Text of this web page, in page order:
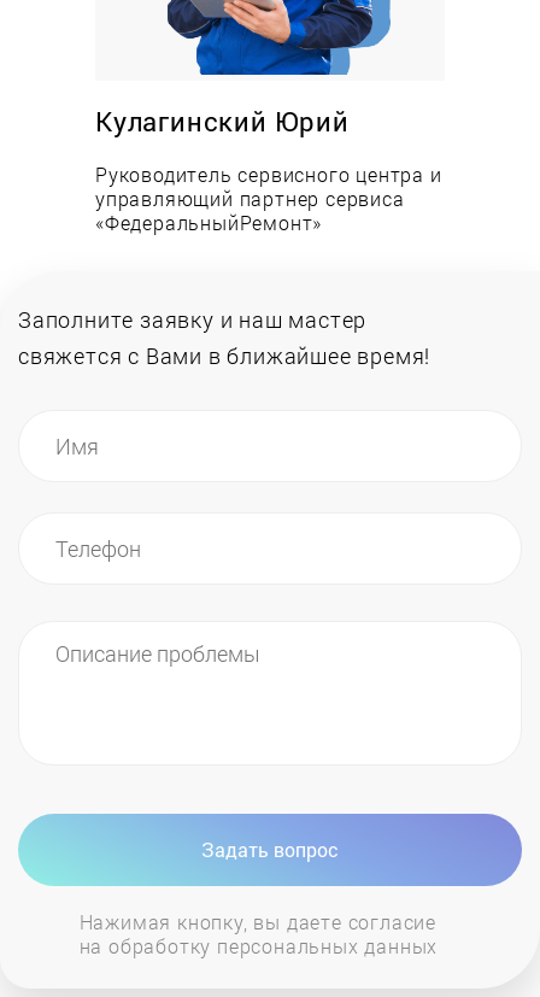
Низкие цены на работы и запасные части;
Опыт работы сервисных специалистов более
12-ми лет;
Всегда в наличии запчасти на складе;
Кулагинский Юрий
Руководитель сервисного центра и
управляющий партнер сервиса
«ФедеральныйРемонт»
Заполните заявку и наш мастер
свяжется с Вами в ближайшее время!
Задать вопрос
Нажимая кнопку, вы даете согласие
на обработку персональных данных